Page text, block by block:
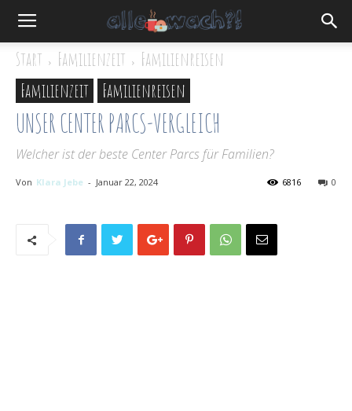
Start Familienzeit
Familienreisen
Familienzeit
Familienreisen
UNSER CENTER PARCS-VERGLEICH
Welcher ist der beste Center Parcs für Familien?
Von Klara Jebe - Januar 22, 2024 0
6816